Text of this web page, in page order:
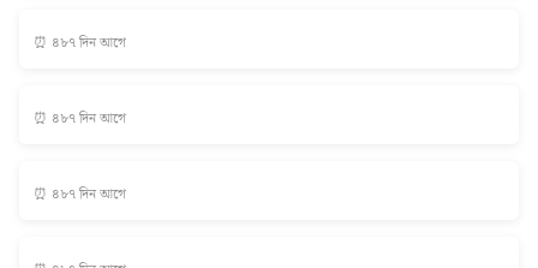
⏰ ৪৮৭ দিন আগে
⏰ ৪৮৭ দিন আগে
⏰ ৪৮৭ দিন আগে